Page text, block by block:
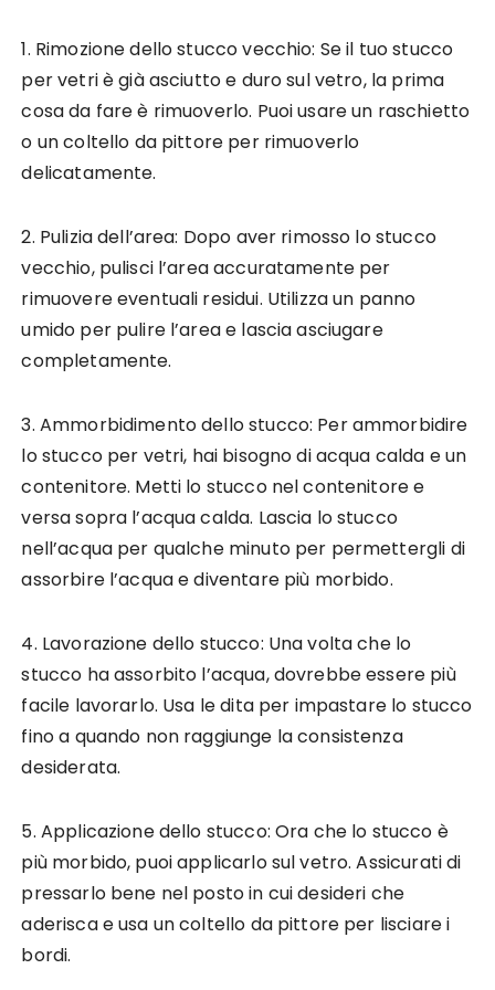
1. Rimozione dello stucco vecchio: Se il tuo stucco
per vetri è già asciutto e duro sul vetro, la prima
cosa da fare è rimuoverlo. Puoi usare un raschietto
o un coltello da pittore per rimuoverlo
delicatamente.
2. Pulizia dell’area: Dopo aver rimosso lo stucco
vecchio, pulisci l’area accuratamente per
rimuovere eventuali residui. Utilizza un panno
umido per pulire l’area e lascia asciugare
completamente.
3. Ammorbidimento dello stucco: Per ammorbidire
lo stucco per vetri, hai bisogno di acqua calda e un
contenitore. Metti lo stucco nel contenitore e
versa sopra l’acqua calda. Lascia lo stucco
nell’acqua per qualche minuto per permettergli di
assorbire l’acqua e diventare più morbido.
4. Lavorazione dello stucco: Una volta che lo
stucco ha assorbito l’acqua, dovrebbe essere più
facile lavorarlo. Usa le dita per impastare lo stucco
fino a quando non raggiunge la consistenza
desiderata.
5. Applicazione dello stucco: Ora che lo stucco è
più morbido, puoi applicarlo sul vetro. Assicurati di
pressarlo bene nel posto in cui desideri che
aderisca e usa un coltello da pittore per lisciare i
bordi.